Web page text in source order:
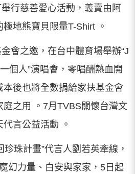
行慈善愛心活動，義賣由阿
地熊寶貝限量T-Shirt 。
會之邀，在台中體育場舉辦“J
個人”演唱會，零唱酬熱血開
後也將全數捐給家扶基金會
之用 。7月TVBS關懷台灣文
言公益活動 。
珠計畫”代言人劉若英牽線，
幻力量、白安與家家，5日起